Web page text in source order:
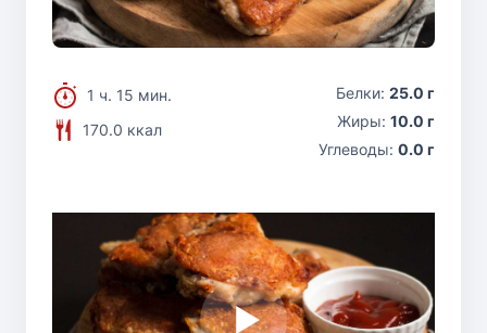
1 ч. 15 мин.
170.0 ккал
Белки: 25.0 г
Жиры: 10.0 г
Углеводы: 0.0 г